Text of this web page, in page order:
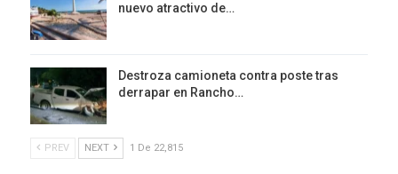
nuevo atractivo de…
Destroza camioneta contra poste tras
derrapar en Rancho…
PREV NEXT 1 De 22,815